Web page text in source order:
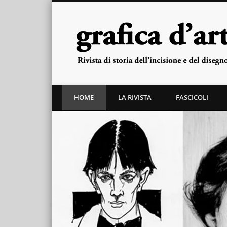
«Grafica d'arte» è l'unica rivista italiana specializzata in
Twitter
HOME LA RIVISTA FASCICOLI